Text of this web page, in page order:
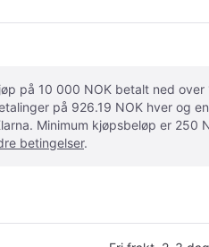
på 10 000 NOK betalt ned
på 926.19 NOK hver og
Minimum kjøpsbeløp er 250
betingelser.